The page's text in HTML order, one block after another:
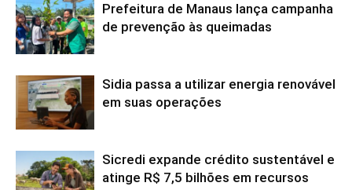
Prefeitura de Manaus lança campanha
de prevenção às queimadas
Sidia passa a utilizar energia renovável
em suas operações
Sicredi expande crédito sustentável e
atinge R$ 7,5 bilhões em recursos